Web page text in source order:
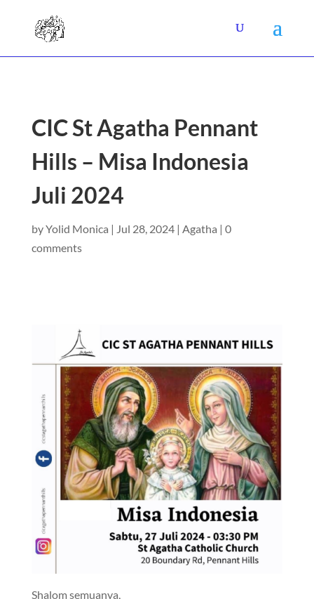
CIC St Agatha Pennant
Hills – Misa Indonesia
Juli 2024
byYolid Monica | Jul 28, 2024| Agatha | 0
comments
Shalom semuanya,